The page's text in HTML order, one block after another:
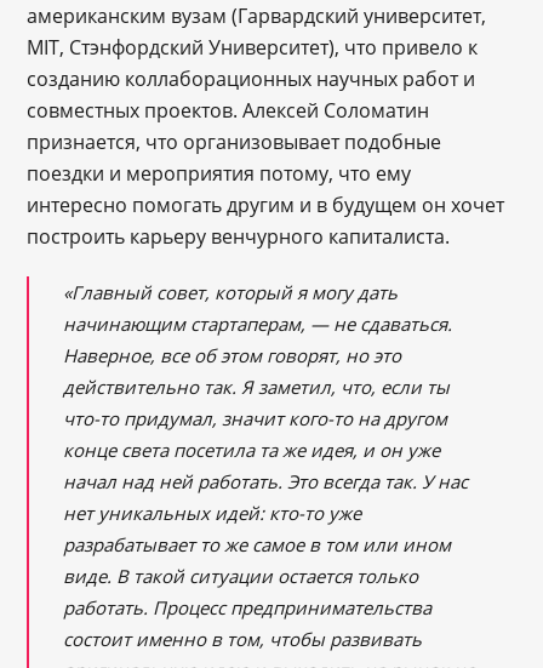
американским вузам (Гарвардский университет,
MIT, Стэнфордский Университет), что привело к
созданию коллаборационных научных работ и
совместных проектов. Алексей Соломатин
признается, что организовывает подобные
поездки и мероприятия потому, что ему
интересно помогать другим и в будущем он хочет
построить карьеру венчурного капиталиста.
«Главный совет, который я могу дать
начинающим стартаперам, — не сдаваться.
Наверное, все об этом говорят, но это
действительно так. Я заметил, что, если ты
что-то придумал, значит кого-то на другом
конце света посетила та же идея, и он уже
начал над ней работать. Это всегда так. У нас
нет уникальных идей: кто-то уже
разрабатывает то же самое в том или ином
виде. В такой ситуации остается только
работать. Процесс предпринимательства
состоит именно в том, чтобы развивать